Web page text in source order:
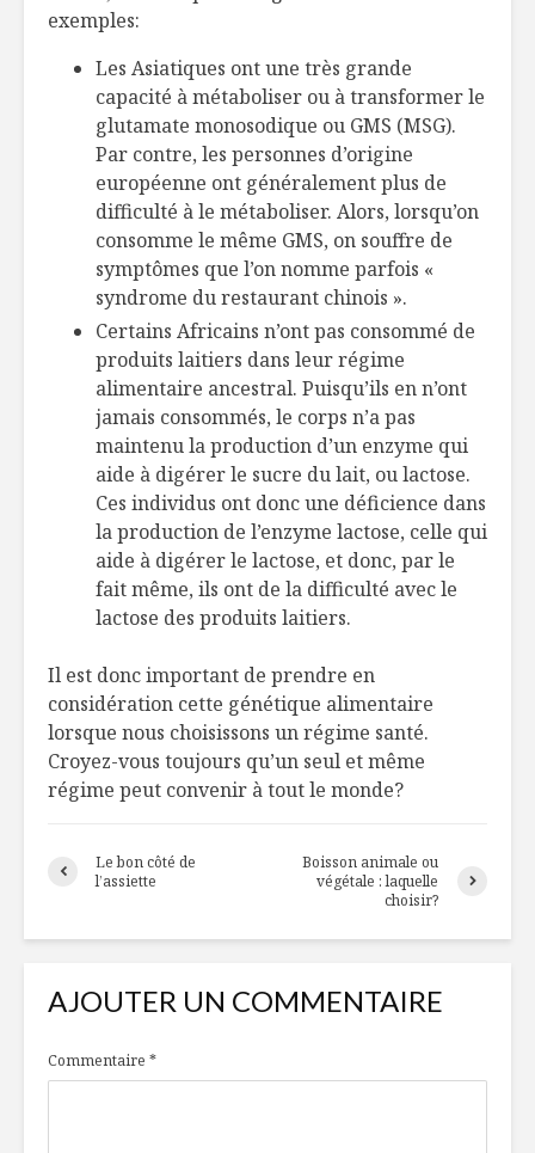
exemples:
Les Asiatiques ont une très grande
capacité à métaboliser ou à transformer le
glutamate monosodique ou GMS (MSG).
Par contre, les personnes d’origine
européenne ont généralement plus de
difficulté à le métaboliser. Alors, lorsqu’on
consomme le même GMS, on souffre de
symptômes que l’on nomme parfois «
syndrome du restaurant chinois ».
Certains Africains n’ont pas consommé de
produits laitiers dans leur régime
alimentaire ancestral. Puisqu’ils en n’ont
jamais consommés, le corps n’a pas
maintenu la production d’un enzyme qui
aide à digérer le sucre du lait, ou lactose.
Ces individus ont donc une déficience dans
la production de l’enzyme lactose, celle qui
aide à digérer le lactose, et donc, par le
fait même, ils ont de la difficulté avec le
lactose des produits laitiers.
Il est donc important de prendre en
considération cette génétique alimentaire
lorsque nous choisissons un régime santé.
Croyez-vous toujours qu’un seul et même
régime peut convenir à tout le monde?
Le bon côté de
l’assiette
Boisson animale ou
végétale : laquelle
choisir?
AJOUTER UN COMMENTAIRE
Commentaire *